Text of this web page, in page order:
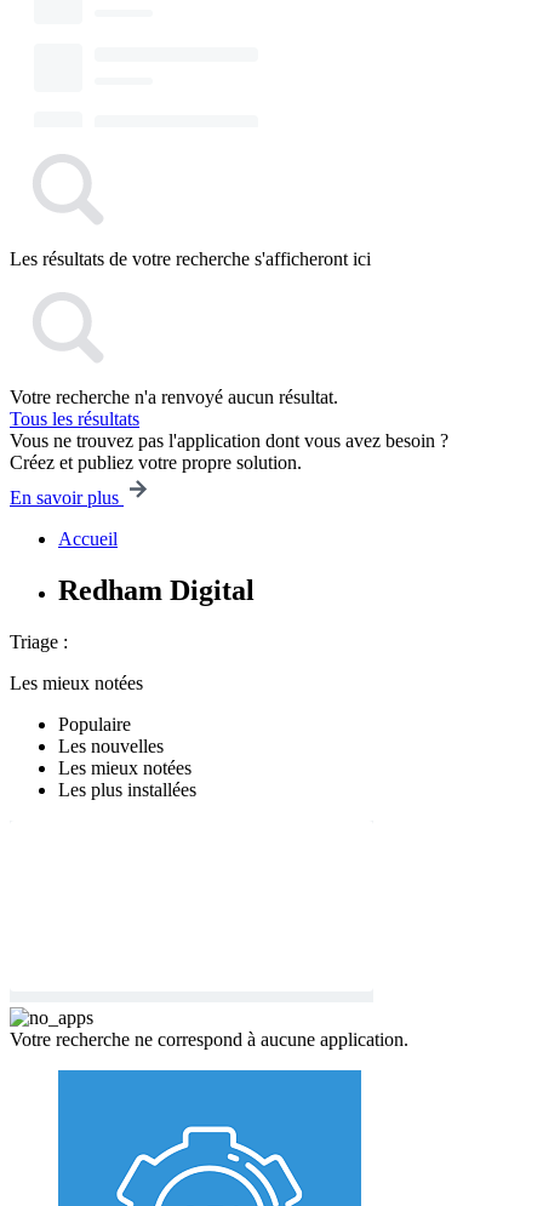
Les résultats de votre recherche s'afficheront ici
Votre recherche n'a renvoyé aucun résultat.
Tous les résultats
Vous ne trouvez pas l'application dont vous avez besoin ?
Créez et publiez votre propre solution.
En savoir plus
Accueil
Redham Digital
Triage :
Les mieux notées
Populaire
Les nouvelles
Les mieux notées
Les plus installées
Votre recherche ne correspond à aucune application.